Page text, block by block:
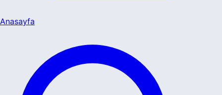
Anasayfa